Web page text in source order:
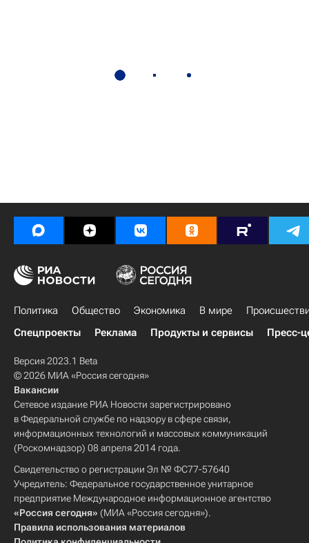
Политика Общество Экономика В мире
Спецпроекты
Реклама Продукты и сервисы Пресс-
Версия 2023.1 Beta
© 2026 МИА «Россия сегодня»
Вакансии
Сетевое издание РИА Новости зарегистрировано
в Федеральной службе по надзору в сфере связи,
информационных технологий и массовых коммуникаций
(Роскомнадзор) 08 апреля 2014 года.
Свидетельство о регистрации Эл № ФС77-57640
Учредитель: Федеральное государственное унитарное
предприятие Международное информационное агентство
«Россия сегодня» (МИА «Россия сегодня»).
Правила использования материалов